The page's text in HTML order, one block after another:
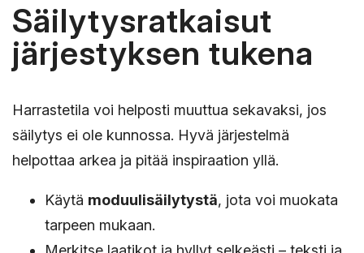
Säilytysratkaisut
järjestyksen tukena
Harrastetila voi helposti muuttua sekavaksi, jos
säilytys ei ole kunnossa. Hyvä järjestelmä
helpottaa arkea ja pitää inspiraation yllä.
Käytä moduulisäilytystä, jota voi muokata
tarpeen mukaan.